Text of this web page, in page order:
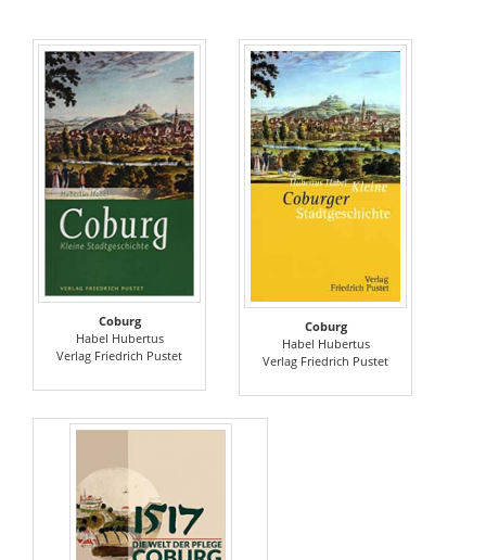
Coburg
Habel Hubertus
Verlag Friedrich Pustet
Coburg
Habel Hubertus
Verlag Friedrich Pustet